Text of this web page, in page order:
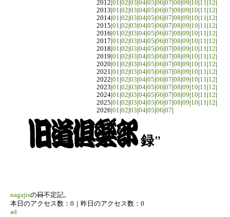
2012| 01 02 03 04 05 06 07 08 09 10 11 12
2013| 01 02 03 04 05 06 07 08 09 10 11 12
2014| 01 02 03 04 05 06 07 08 09 10 11 12
2015| 01 02 03 04 05 06 07 08 09 10 11 12
2016| 01 02 03 04 05 06 07 08 09 10 11 12
2017| 01 02 03 04 05 06 07 08 09 10 11 12
2018| 01 02 03 04 05 06 07 08 09 10 11 12
2019| 01 02 03 04 05 06 07 08 09 10 11 12
2020| 01 02 03 04 05 06 07 08 09 10 11 12
2021| 01 02 03 04 05 06 07 08 09 10 11 12
2022| 01 02 03 04 05 06 07 08 09 10 11 12
2023| 01 02 03 04 05 06 07 08 09 10 11 12
2024| 01 02 03 04 05 06 07 08 09 10 11 12
2025| 01 02 03 04 05 06 07 08 09 10 11 12
2026| 01 02 03 04 05 06 07
録"
nagajisの日不定記。
本日のアクセス数：0｜昨日のアクセス数：0
ad